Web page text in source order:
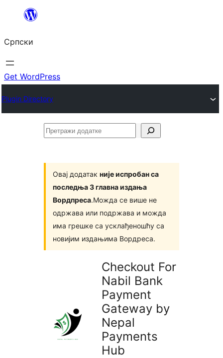
Скочи
садржај
Српски
Get WordPress
Plugin Directory
Претражи
Овај додатак није испробан са
последња 3 главна издања
Вордпреса.Можда се више не
одржава или подржава и можда
има грешке са усклађеношћу са
новијим издањима Вордреса.
Checkout For
Nabil Bank
Payment
Gateway by
Nepal
Payments
Hub